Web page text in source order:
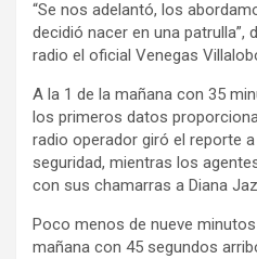
“Se nos adelantó, los
decidió nacer en una patrulla”,
radio el oficial Venegas
A la 1 de la mañana con 35
los primeros datos
radio operador giró el reporte
seguridad, mientras los
con sus chamarras a Diana
Poco menos de nueve
mañana con 45 segundos